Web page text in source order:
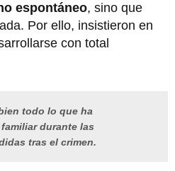
espontáneo, sino que
Por ello, insistieron en
con total
todo lo que ha
durante las
tras el crimen.